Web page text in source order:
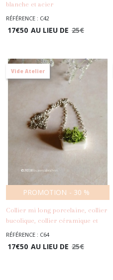
blanche et acier
inoxydable,pendentif feuilles
RÉFÉRENCE : C42
17€50 AU LIEU DE 25€
Vide Atelier
PROMOTION - 30 %
Collier mi long porcelaine, collier
bucolique, collier céramique et
mousse, collier esprit nature
RÉFÉRENCE : C64
17€50 AU LIEU DE 25€